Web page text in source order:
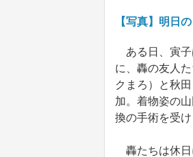
【写真】明日
ある日、寅子
に、轟の友人
クまろ）と秋
加。着物姿の
換の手術を受け
轟たちは休日